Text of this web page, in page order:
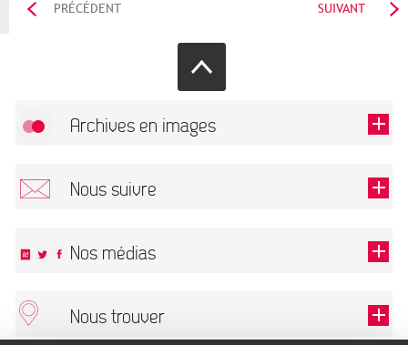
PRÉCÉDENT SUIVANT
Archives en images
Nous suivre
Ce champ est exigé.
Nos médias
Nous trouver